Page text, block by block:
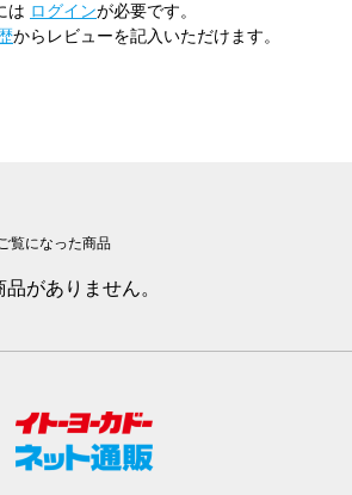
は ログインが必要です。
からレビューを記入いただけます。
覧になった商品
がありません。